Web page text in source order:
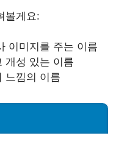
볼게요:
이미지를 주는 이름
개성 있는 이름
느낌의 이름